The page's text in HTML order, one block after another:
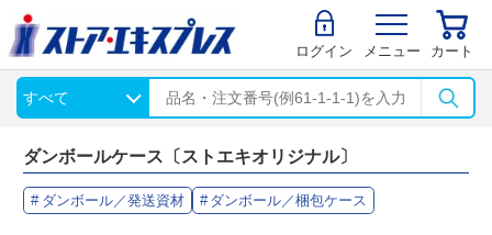
ログイン メニュー カート
ダンボールケース〔ストエキオリジナル〕
ダンボール／発送資材 ダンボール／梱包ケース